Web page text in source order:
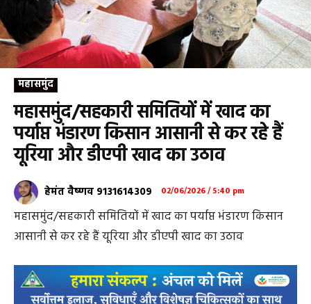
महासमुंद
महासमुंद/सहकारी समितियों में खाद का
पर्याप्त भंडारण किसान आसानी से कर रहे हैं
यूरिया और डीएपी खाद का उठाव
हेमंत वैष्णव 9131614309 02/06/2026 / 5:40 pm
महासमुंद/सहकारी समितियों में खाद का पर्याप्त भंडारण किसान
आसानी से कर रहे हैं यूरिया और डीएपी खाद का उठाव